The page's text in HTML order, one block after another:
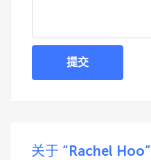
提交
关于 “Rachel Hoo”